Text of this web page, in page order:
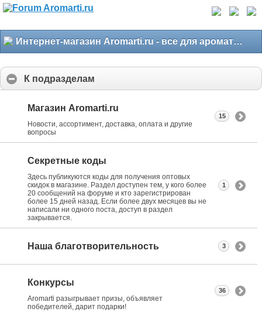
Интернет-магазин Aromarti.ru - все для ароматерапии
К подразделам
Магазин Aromarti.ru
Новости, ассортимент, доставка, оплата и другие
вопросы
15
Секретные коды
Здесь публикуются коды для получения оптовых
скидок в магазине. Раздел доступен тем, у кого более
20 сообщений на форуме и кто зарегистрирован
более 15 дней назад. Если более двух месяцев вы не
написали ни одного поста, доступ в раздел
закрывается.
1
Наша благотворительность 3
Конкурсы
Aromarti разыгрывает призы, объявляет
победителей, дарит подарки!
36